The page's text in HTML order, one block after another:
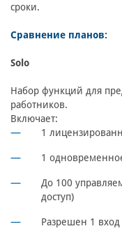
сроки.
Сравнение планов:
Solo
Набор функций для
работников.
Включает:
1
1
До 100
доступ)
Разрешен 1 вход